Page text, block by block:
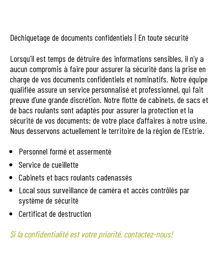
Déchiquetage de documents confidentiels | En toute sécurité
Lorsqu’il est temps de détruire des informations sensibles, il n’y a
aucun compromis à faire pour assurer la sécurité dans la prise en
charge de vos documents confidentiels et nominatifs. Notre équipe
qualifiée assure un service personnalisé et professionnel, qui fait
preuve d’une grande discrétion. Notre flotte de cabinets, de sacs et
de bacs roulants sont adaptés pour assurer la protection et la
sécurité de vos documents: de votre place d’affaires à notre usine.
Nous desservons actuellement le territoire de la région de l’Estrie.
Personnel formé et assermenté
Service de cueillette
Cabinets et bacs roulants cadenassés
Local sous surveillance de caméra et accès contrôlés par
système de sécurité
Certificat de destruction
Si la confidentialité est votre priorité, contactez-nous!